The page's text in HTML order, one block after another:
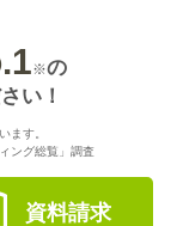
※の
い！
ます。
ング総覧」調査
資料請求